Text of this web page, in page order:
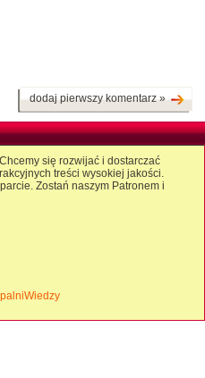
dodaj pierwszy komentarz »
się rozwijać i dostarczać
treści wysokiej jakości.
Zostań naszym Patronem i